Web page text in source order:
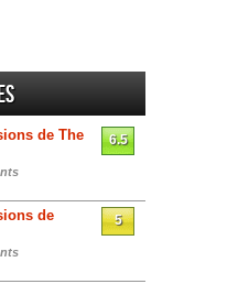
de The
6.5
de
5